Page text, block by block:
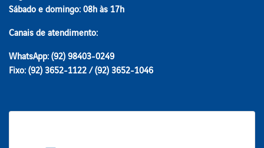
Sábado e domingo: 08h às 17h
Canais de atendimento:
WhatsApp: (92) 98403-0249
Fixo: (92) 3652-1122 / (92) 3652-1046